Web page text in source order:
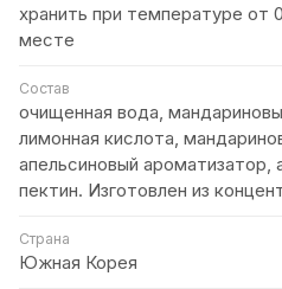
хранить при температуре от
месте
Состав
очищенная вода,
лимонная кислота,
апельсиновый ароматизатор,
пектин. Изготовлен из
Страна
Южная Корея